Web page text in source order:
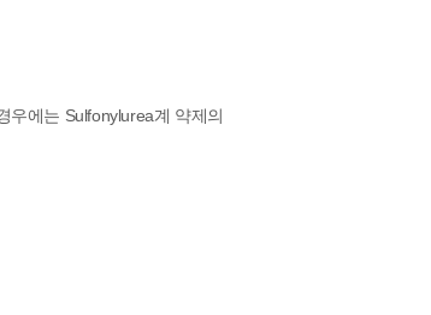
에는 Sulfonylurea계 약제의